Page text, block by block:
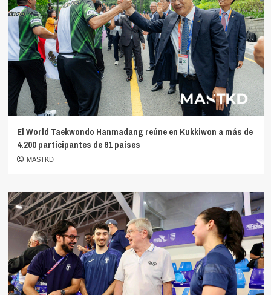
El World Taekwondo Hanmadang reúne en Kukkiwon a más de
4.200 participantes de 61 países
MASTKD